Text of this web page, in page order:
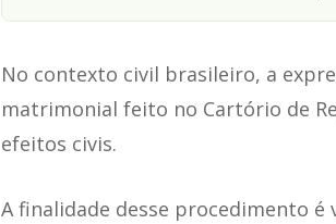
No contexto civil brasileiro, a
matrimonial feito no Cartório de
efeitos civis.
A finalidade desse procedimento é